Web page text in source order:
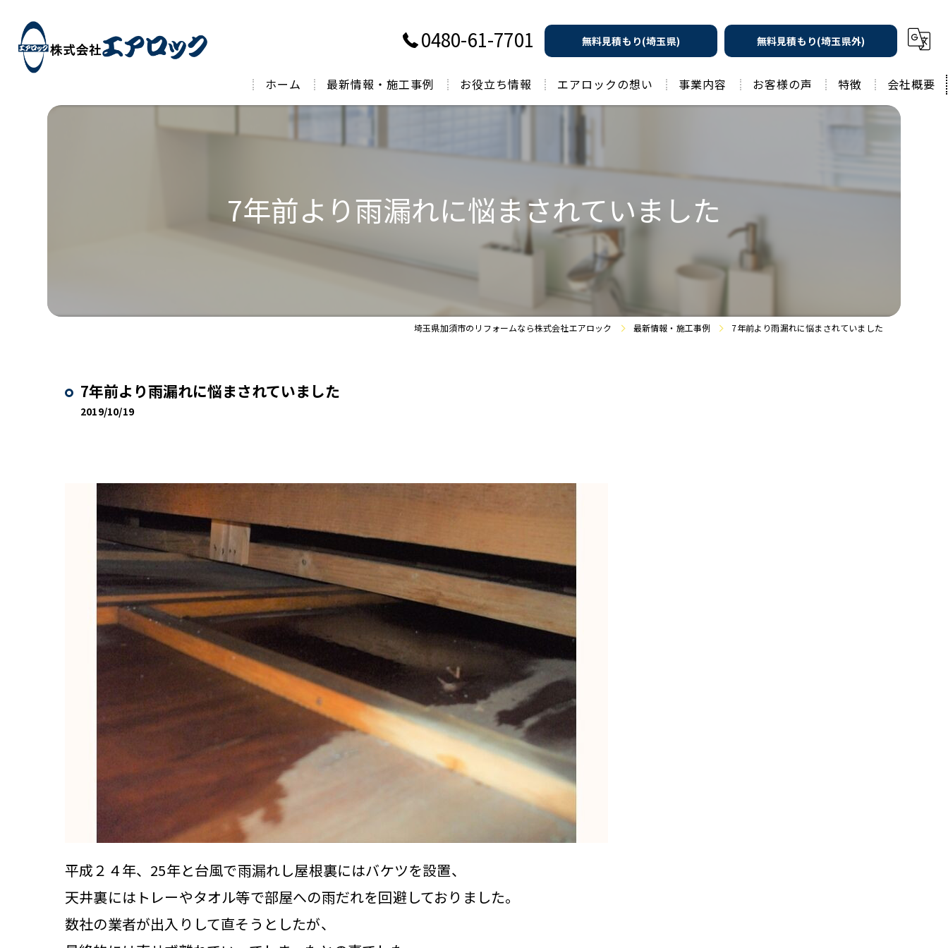
0480-61-7701 無料見積もり(埼玉県) 無料見積もり(埼玉県外)
ホーム 最新情報・施工事例 お役立ち情報 エアロックの想い 事業内容 お客様の声 特徴
工務店
水回り
会社概要
7年前より雨漏れに悩まされていました
埼玉県加須市のリフォームなら株式会社エアロック 最新情報・施工事例 7年前より雨漏れに悩まされていました
7年前より雨漏れに悩まされていました
2019/10/19
平成２４年、25年と台風で雨漏れし屋根裏にはバケツを設置、
天井裏にはトレーやタオル等で部屋への雨だれを回避しておりました。
数社の業者が出入りして直そうとしたが、